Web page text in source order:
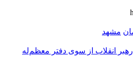
مشهد
انقلاب از سوی دفتر معظم‌له